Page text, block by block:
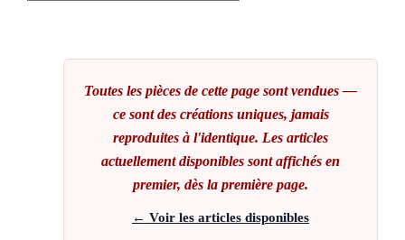
Toutes les pièces de cette page sont vendues —
ce sont des créations uniques, jamais
reproduites à l'identique. Les articles
actuellement disponibles sont affichés en
premier, dès la première page.
← Voir les articles disponibles